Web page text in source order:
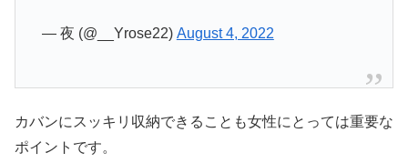
— 夜 (@__Yrose22) August 4, 2022
カバンにスッキリ収納できることも女性にとっては重要な
ポイントです。